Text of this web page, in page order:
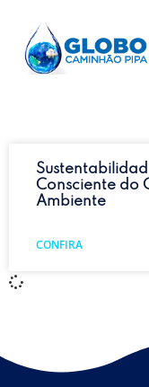
Consciente do
Ambiente
CONFIRA